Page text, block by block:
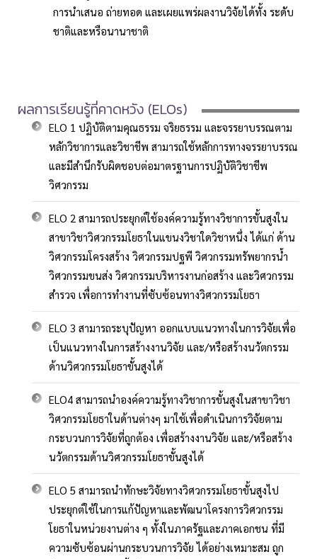
การนำเสนอ ถ่ายทอด และเผยแพร่ผลงานวิจัยได้ทั้ง ระดับ
ชาติและหรือนานาชาติ
ผลการเรียนรู้ที่คาดหวัง (ELOs)
ELO 1 ปฏิบัติตามคุณธรรม จริยธรรม และจรรยาบรรณตาม
หลักวิชาการและวิชาชีพ สามารถใช้หลักการทางจรรยาบรรณ
และมีสำนึกรับผิดชอบต่อมาตรฐานการปฏิบัติวิชาชีพ
วิศวกรรม
ELO 2 สามารถประยุกต์ใช้องค์ความรู้ทางวิชาการขั้นสูงใน
สาขาวิชาวิศวกรรมโยธาในแขนงวิชาใดวิชาหนึ่ง ได้แก่ ด้าน
วิศวกรรมโครงสร้าง วิศวกรรมปฐพี วิศวกรรมทรัพยากรน้ำ
วิศวกรรมขนส่ง วิศวกรรมบริหารงานก่อสร้าง และวิศวกรรม
สำรวจ เพื่อการทำงานที่ซับซ้อนทางวิศวกรรมโยธา
ELO 3 สามารถระบุปัญหา ออกแบบแนวทางในการวิจัยเพื่อ
เป็นแนวทางในการสร้างงานวิจัย และ/หรือสร้างนวัตกรรม
ด้านวิศวกรรมโยธาขั้นสูงได้
ELO4 สามารถนำองค์ความรู้ทางวิชาการขั้นสูงในสาขาวิชา
วิศวกรรมโยธาในด้านต่างๆ มาใช้เพื่อดำเนินการวิจัยตาม
กระบวนการวิจัยที่ถูกต้อง เพื่อสร้างงานวิจัย และ/หรือสร้าง
นวัตกรรมด้านวิศวกรรมโยธาขั้นสูงได้
ELO 5 สามารถนำทักษะวิจัยทางวิศวกรรมโยธาขั้นสูงไป
ประยุกต์ใช้ในการแก้ปัญหาและพัฒนาโครงการวิศวกรรม
โยธาในหน่วยงานต่าง ๆ ทั้งในภาครัฐและภาคเอกชน ที่มี
ความซับซ้อนผ่านกระบวนการวิจัย ได้อย่างเหมาะสม ถูก